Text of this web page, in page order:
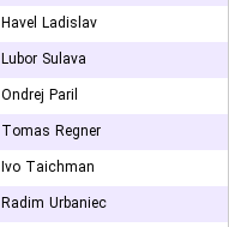
Havel Ladislav
Lubor Sulava
Ondrej Paril
Tomas Regner
Ivo Taichman
Radim Urbaniec